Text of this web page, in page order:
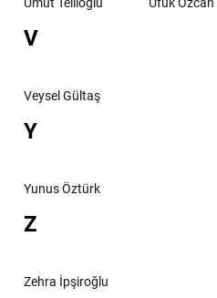
V
Veysel Gültaş
Y
Yunus Öztürk
Z
Zehra İpşiroğlu